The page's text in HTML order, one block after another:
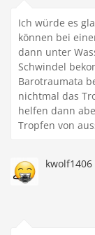
Ich würde es
können bei
dann unter
Schwindel
Barotraumata
nichtmal das
helfen dann
Tropfen von
kwolf1406